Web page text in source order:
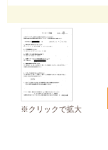
※クリックで拡大